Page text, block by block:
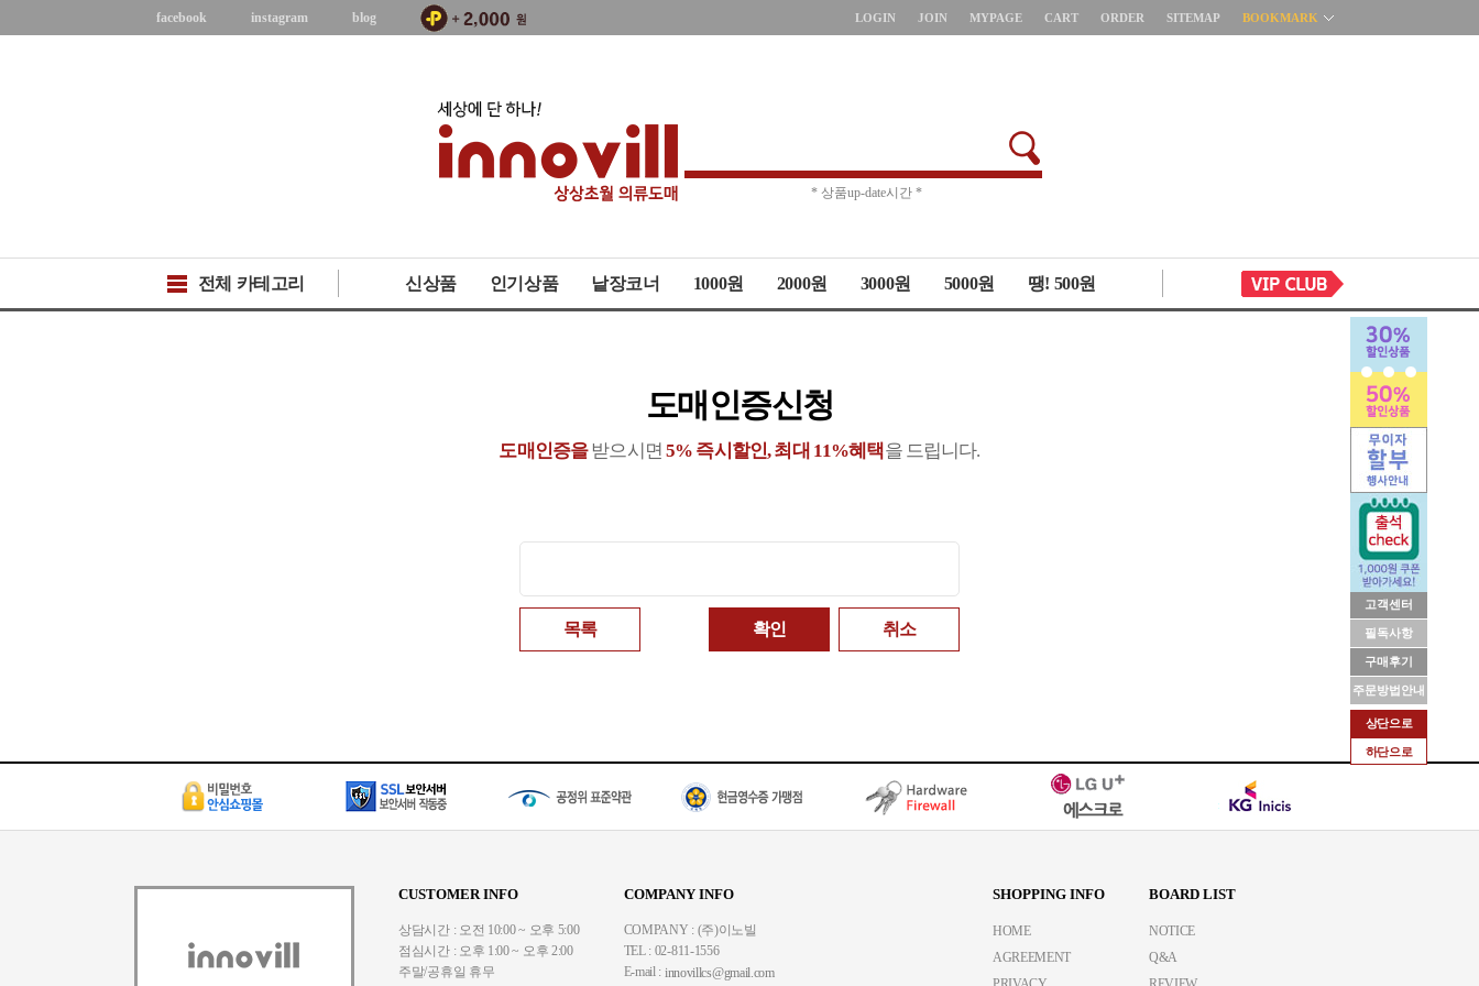
고객센터
필독사항
구매후기
주문방법안내
상단으로
하단으로
facebook instagram blog LOGIN JOIN MYPAGE CART ORDER SITEMAP BOOKMARK
* 상품up-date시간 *
전체 카테고리 신상품 인기상품 낱장코너 1000원 2000원 3000원 5000원 땡! 500원
도매인증신청
도매인증을받으시면5% 즉시할인, 최대 11%혜택을 드립니다.
목록 확인 취소
CUSTOMER INFO
상담시간 : 오전 10:00 ~ 오후 5:00
점심시간 : 오후 1:00 ~ 오후 2:00
주말/공휴일 휴무
COMPANY INFO
COMPANY : (주)이노빌
TEL : 02-811-1556
E-mail : innovillcs@gmail.com
SHOPPING INFO
HOME
AGREEMENT
BOARD LIST
NOTICE
Q&A